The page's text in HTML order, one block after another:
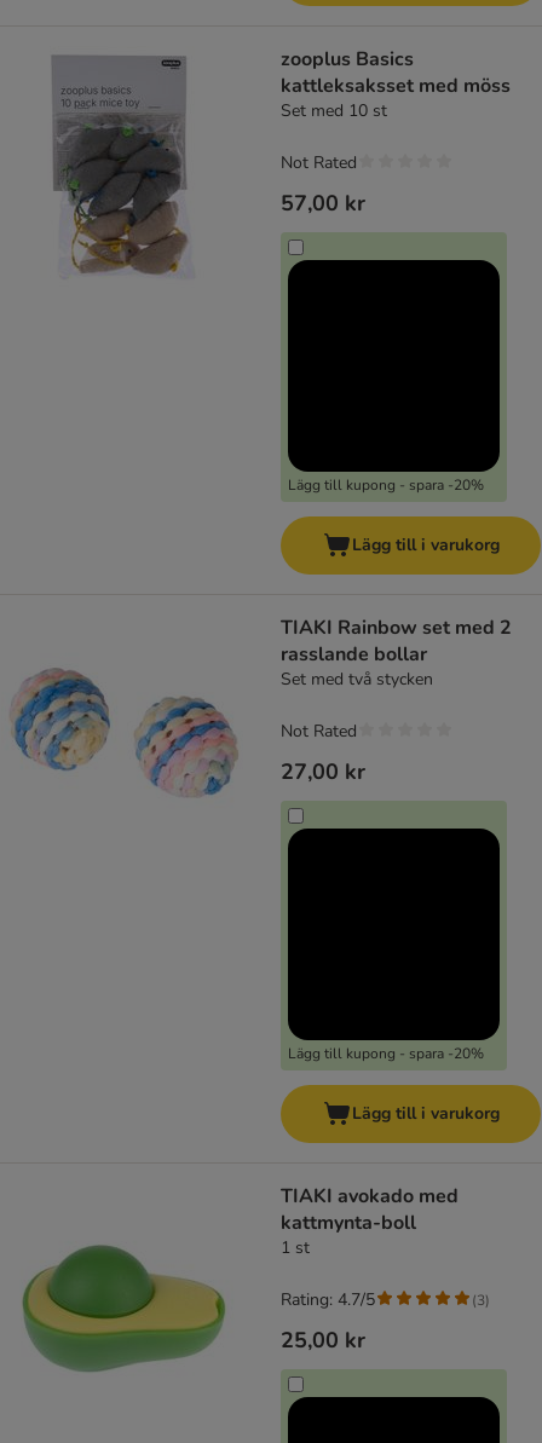
zooplus Basics
kattleksaksset med möss
Set med 10 st
57,00 kr
Lägg till kupong - spara -20%
Not Rated
Lägg till i varukorg
TIAKI Rainbow set med 2
rasslande bollar
Set med två stycken
27,00 kr
Lägg till kupong - spara -20%
Not Rated
Lägg till i varukorg
TIAKI avokado med
kattmynta-boll
1 st
25,00 kr
Rating: 4.7/5 (3)